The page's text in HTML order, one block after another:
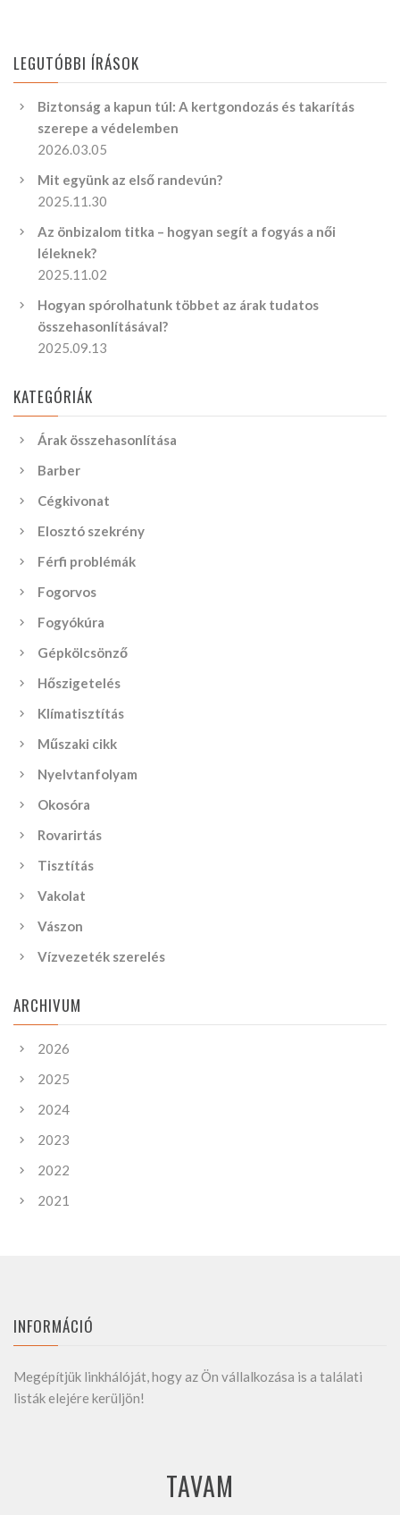
LEGUTÓBBI ÍRÁSOK
Biztonság a kapun túl: A kertgondozás és takarítás
szerepe a védelemben
2026.03.05
Mit együnk az első randevún?
2025.11.30
Az önbizalom titka – hogyan segít a fogyás a női
léleknek?
2025.11.02
Hogyan spórolhatunk többet az árak tudatos
összehasonlításával?
2025.09.13
KATEGÓRIÁK
Árak összehasonlítása
Barber
Cégkivonat
Elosztó szekrény
Férfi problémák
Fogorvos
Fogyókúra
Gépkölcsönző
Hőszigetelés
Klímatisztítás
Műszaki cikk
Nyelvtanfolyam
Okosóra
Rovarirtás
Tisztítás
Vakolat
Vászon
Vízvezeték szerelés
ARCHIVUM
2026
2025
2024
2023
2022
2021
INFORMÁCIÓ
Megépítjük linkhálóját, hogy az Ön vállalkozása is a találati
listák elejére kerüljön!
TAVAM